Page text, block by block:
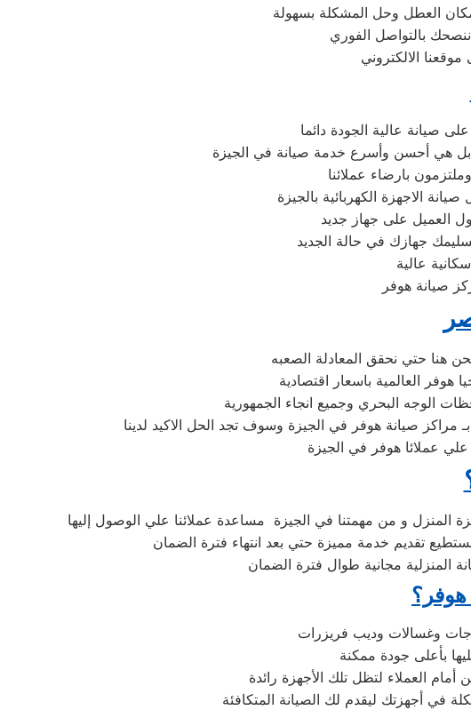
العطل وحل المشكلة بسهولة
بالتواصل الفوري
صيانة عالية الجودة دائما
بل هي أحسن وأسرع خدمة صيانة في الجيزة
بارضاء عملائنا
الاجهزة الكهربائية بالجيزة
العميل على جهاز جديد
جهازك في حالة الجديد
عالية
صيانة هوفر
هنا حتي نحقق المعادلة الصعبه
العالمية باسعار اقتصادية
الوجه البحري وجميع انجاء الجمهورية
مراكز صيانة هوفر في الجيزة وسوف تجد الحل الاكيد لدينا
عملائا هوفر في الجيزة
المنزل و من مهمتنا في الجيزة مساعدة عملائنا علي الوصول إليها
تقديم خدمة مميزة حتي بعد انتهاء فترة الضمان
المنزلية مجانية طوال فترة الضمان
هوفر؟
العملاء لتظل تلك الأجهزة رائدة